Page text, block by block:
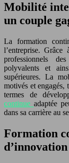
Mobilité
un couple
La formation
l’entreprise. Grâce
professionnels
polyvalents et
supérieures. La
motivés et engagés,
termes de
continue adaptée
dans sa carrière au
Formation